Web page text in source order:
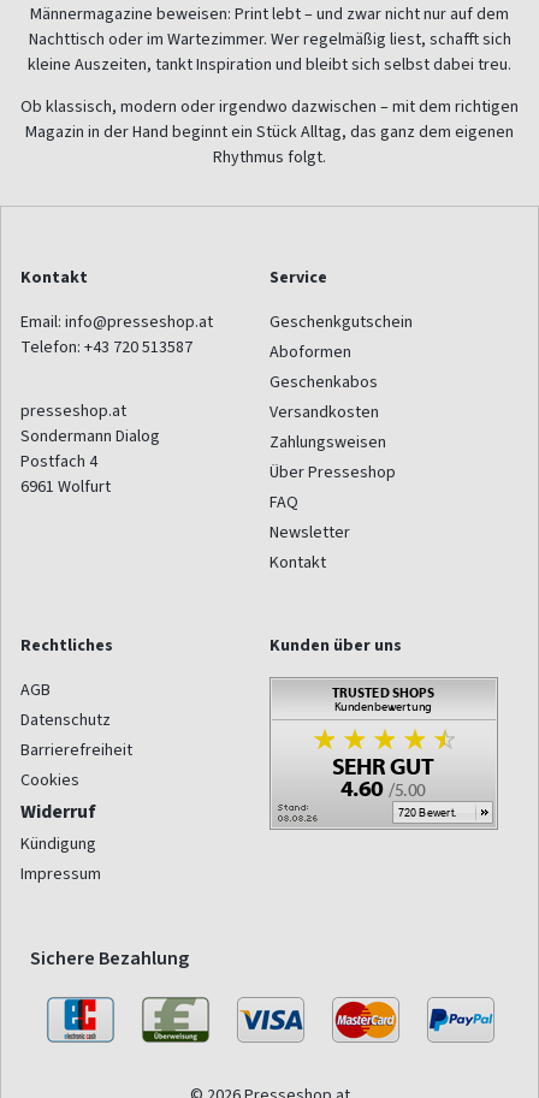
Männermagazine beweisen: Print lebt – und zwar nicht nur auf dem
Nachttisch oder im Wartezimmer. Wer regelmäßig liest, schafft sich
kleine Auszeiten, tankt Inspiration und bleibt sich selbst dabei treu.
Ob klassisch, modern oder irgendwo dazwischen – mit dem richtigen
Magazin in der Hand beginnt ein Stück Alltag, das ganz dem eigenen
Rhythmus folgt.
Kontakt
Email: info@presseshop.at
Telefon: +43 720 513587
presseshop.at
Sondermann Dialog
Postfach 4
6961 Wolfurt
Service
Geschenkgutschein
Aboformen
Geschenkabos
Versandkosten
Zahlungsweisen
Über Presseshop
FAQ
Newsletter
Kontakt
Rechtliches
AGB
Datenschutz
Barrierefreiheit
Cookies
Widerruf
Kündigung
Impressum
Kunden über uns
Sichere Bezahlung